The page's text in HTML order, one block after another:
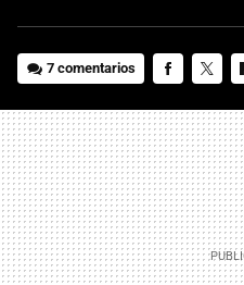
7 comentarios